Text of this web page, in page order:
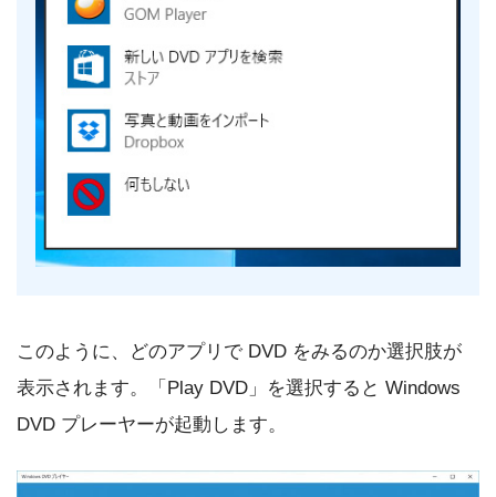
このように、どのアプリで DVD をみるのか選択肢が
表示されます。「Play DVD」を選択すると Windows
DVD プレーヤーが起動します。